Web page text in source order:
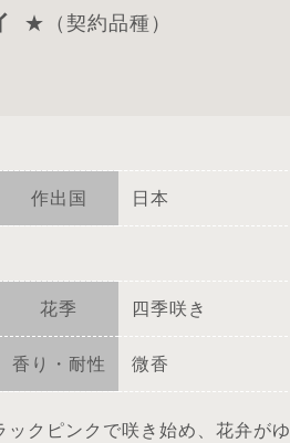
★（契約品種）
作出国 日本
花季 四季咲き
香り・耐性 微香
ックピンクで咲き始め、花弁がゆ